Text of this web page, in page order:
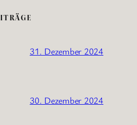
31. Dezember 2024
30. Dezember 2024